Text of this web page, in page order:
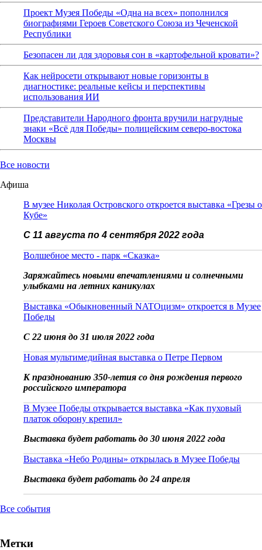
Проект Музея Победы «Одна на всех» пополнился
биографиями Героев Советского Союза из Чеченской
Республики
Безопасен ли для здоровья сон в «картофельной кровати»?
Как нейросети открывают новые горизонты в
диагностике: реальные кейсы и перспективы
использования ИИ
Представители Народного фронта вручили нагрудные
знаки «Всё для Победы» полицейским северо-востока
Москвы
Все новости
Афиша
В музее Николая Островского откроется выставка «Грезы о
Кубе»
С 11 августа по 4 сентября 2022 года
Волшебное место - парк «Сказка»
Заряжайтесь новыми впечатлениями и солнечными
улыбками на летних каникулах
Выставка «Обыкновенный NATOцизм» откроется в Музее
Победы
С 22 июня до 31 июля 2022 года
Новая мультимедийная выставка о Петре Первом
К празднованию 350-летия со дня рождения первого
российского императора
В Музее Победы открывается выставка «Как пуховый
платок оборону крепил»
Выставка будет работать до 30 июня 2022 года
Выставка «Небо Родины» открылась в Музее Победы
Выставка будет работать до 24 апреля
Все события
Метки